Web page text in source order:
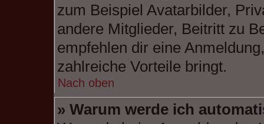
zum Beispiel Avatarbilder,
andere Mitglieder, Beitritt zu
empfehlen dir eine
zahlreiche Vorteile bringt.
Nach oben
» Warum werde ich